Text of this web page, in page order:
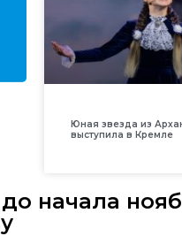
Юная звезда из
выступила в Кремле
начала